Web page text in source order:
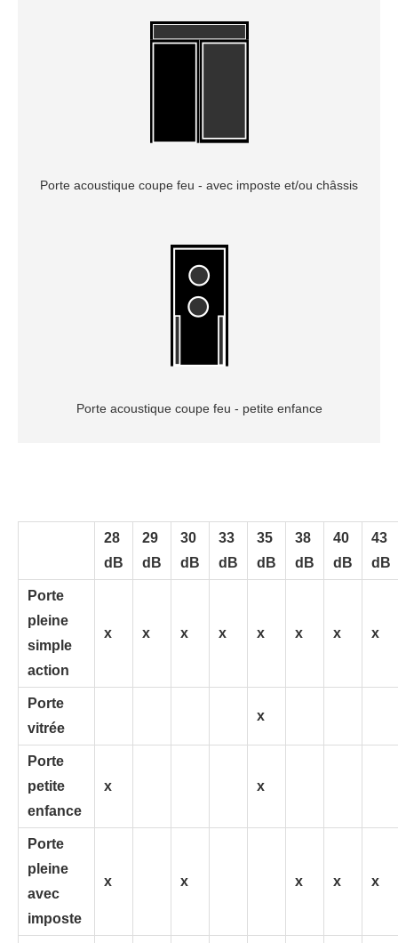
Porte acoustique coupe feu - avec imposte et/ou châssis
Porte acoustique coupe feu - petite enfance
28
dB
29
dB
30
dB
33
dB
35
dB
38
dB
40
dB
43
dB
Porte
pleine
simple
action
x x x x x x x x
Porte
vitrée
x
Porte
petite
enfance
x x
Porte
pleine
avec
imposte
x x x x x